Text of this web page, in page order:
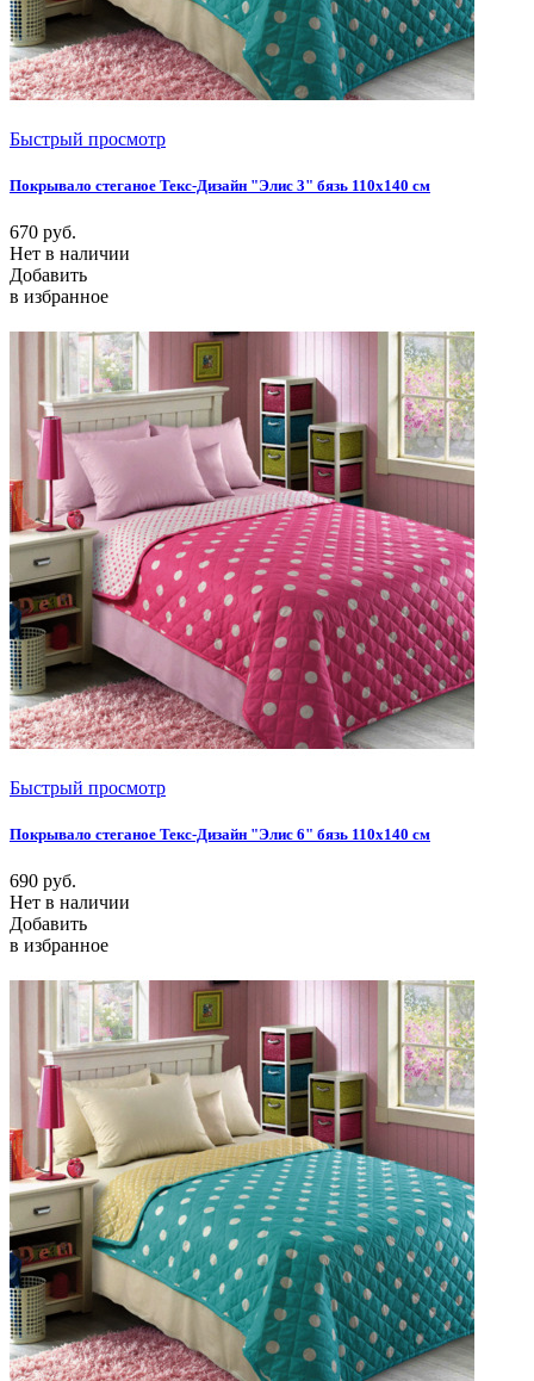
Быстрый просмотр
Покрывало стеганое Текс-Дизайн "Элис 3" бязь 110х140 см
670 руб.
Нет в наличии
Добавить
в избранное
Быстрый просмотр
Покрывало стеганое Текс-Дизайн "Элис 6" бязь 110х140 см
690 руб.
Нет в наличии
Добавить
в избранное